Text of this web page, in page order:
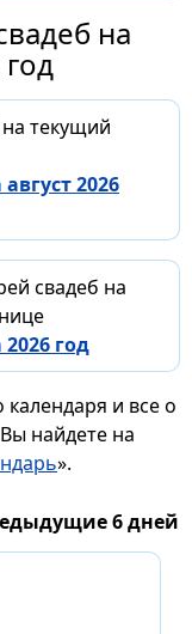
на
текущий
2026
свадеб на
год
и все о
найдете на
».
6 дней